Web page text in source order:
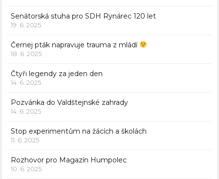
Senátorská stuha pro SDH Rynárec 120 let
19. 6. 2025
Černej pták napravuje trauma z mládí
18. 6. 2025
Čtyři legendy za jeden den
14. 6. 2025
Pozvánka do Valdštejnské zahrady
14. 6. 2025
Stop experimentům na žácích a školách
11. 6. 2025
Rozhovor pro Magazín Humpolec
10. 6. 2025